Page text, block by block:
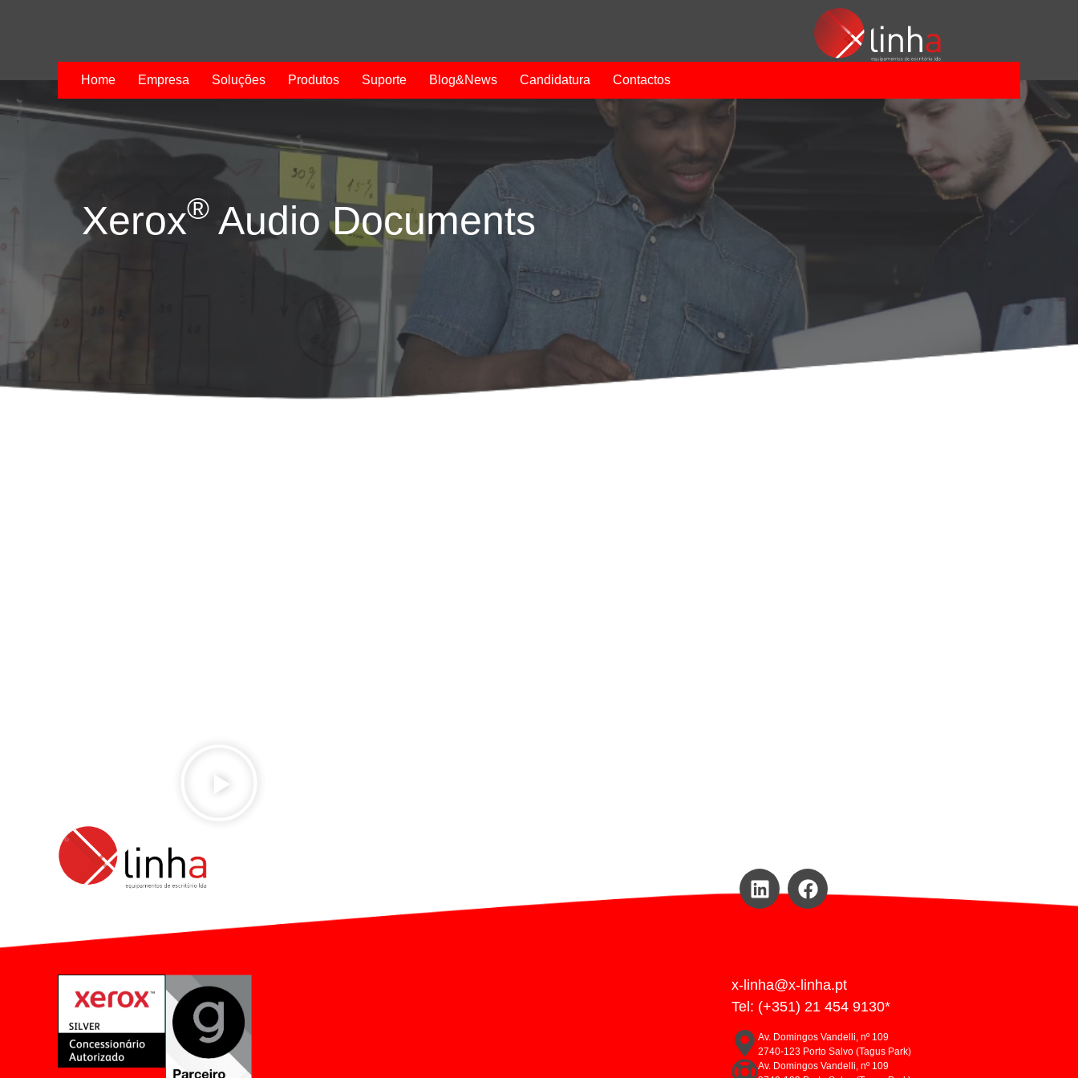
Home Empresa Soluções Produtos Suporte Blog&News Candidatura Contactos
Xerox® Audio Documents
x-linha@x-linha.pt
Tel: (+351) 21 454 9130*
Av. Domingos Vandelli, nº 109
2740-123 Porto Salvo (Tagus Park)
Av. Domingos Vandelli, nº 109